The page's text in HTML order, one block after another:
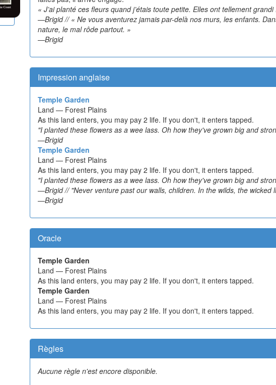
« J’ai planté ces fleurs quand j’étais toute petite. Elles ont tellement grandi
—Brigid // « Ne vous aventurez jamais par-delà nos murs, les enfants.
nature, le mal rôde partout. »
—Brigid
Impression anglaise
Temple Garden
Land — Forest Plains
As this land enters, you may pay 2 life. If you don't, it enters tapped.
"I planted these flowers as a wee lass. Oh how they've grown big and
—Brigid
Temple Garden
Land — Forest Plains
As this land enters, you may pay 2 life. If you don't, it enters tapped.
"I planted these flowers as a wee lass. Oh how they've grown big and
—Brigid // "Never venture past our walls, children. In the wilds, the wicked
—Brigid
Oracle
Temple Garden
Land — Forest Plains
As this land enters, you may pay 2 life. If you don't, it enters tapped.
Temple Garden
Land — Forest Plains
As this land enters, you may pay 2 life. If you don't, it enters tapped.
Règles
Aucune règle n'est encore disponible.